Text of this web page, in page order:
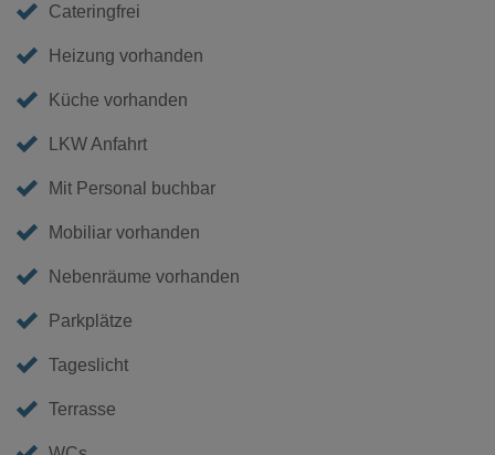
Cateringfrei
Heizung vorhanden
Küche vorhanden
LKW Anfahrt
Mit Personal buchbar
Mobiliar vorhanden
Nebenräume vorhanden
Parkplätze
Tageslicht
Terrasse